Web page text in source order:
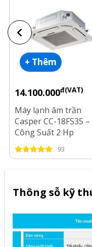
+ Thêm
14.100.000đ(VAT)
Máy lạnh âm trần
Casper CC-18FS35 –
Công Suất 2 Hp
93
Thông sỗ kỹ